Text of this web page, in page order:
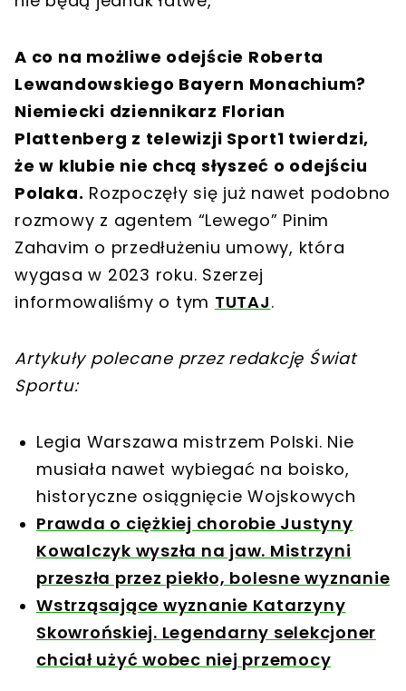
A co na możliwe odejście Roberta
Lewandowskiego Bayern Monachium?
Niemiecki dziennikarz Florian
Plattenberg z telewizji Sport1 twierdzi,
że w klubie nie chcą słyszeć o odejściu
Polaka. Rozpoczęły się już nawet podobno
rozmowy z agentem “Lewego” Pinim
Zahavim o przedłużeniu umowy, która
wygasa w 2023 roku. Szerzej
informowaliśmy o tym TUTAJ.
Artykuły polecane przez redakcję Świat
Sportu:
Legia Warszawa mistrzem Polski. Nie
musiała nawet wybiegać na boisko,
historyczne osiągnięcie Wojskowych
Prawda o ciężkiej chorobie Justyny
Kowalczyk wyszła na jaw. Mistrzyni
przeszła przez piekło, bolesne wyznanie
Wstrząsające wyznanie Katarzyny
Skowrońskiej. Legendarny selekcjoner
chciał użyć wobec niej przemocy